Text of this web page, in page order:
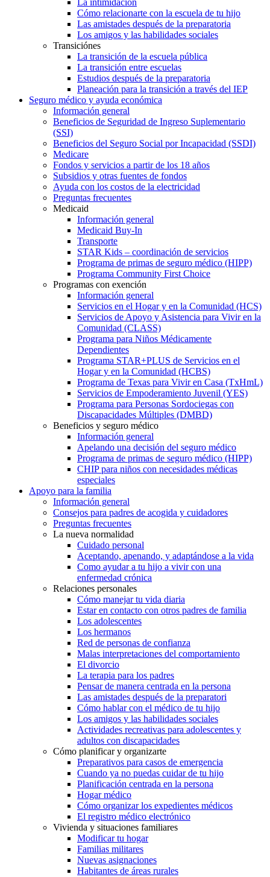
Cómo relacionarte con la escuela de tu hijo
Las amistades después de la preparatoria
Los amigos y las habilidades sociales
Transiciónes
La transición de la escuela pública
La transición entre escuelas
Estudios después de la preparatoria
Planeación para la transición a través del IEP
Seguro médico y ayuda económica
Información general
Beneficios de Seguridad de Ingreso Suplementario
(SSI)
Beneficios del Seguro Social por Incapacidad (SSDI)
Medicare
Fondos y servicios a partir de los 18 años
Subsidios y otras fuentes de fondos
Ayuda con los costos de la electricidad
Preguntas frecuentes
Medicaid
Información general
Medicaid Buy-In
Transporte
STAR Kids – coordinación de servicios
Programa de primas de seguro médico (HIPP)
Programa Community First Choice
Programas con exención
Información general
Servicios en el Hogar y en la Comunidad (HCS)
Servicios de Apoyo y Asistencia para Vivir en la
Comunidad (CLASS)
Programa para Niños Médicamente
Dependientes
Programa STAR+PLUS de Servicios en el
Hogar y en la Comunidad (HCBS)
Programa de Texas para Vivir en Casa (TxHmL)
Servicios de Empoderamiento Juvenil (YES)
Programa para Personas Sordociegas con
Discapacidades Múltiples (DMBD)
Beneficios y seguro médico
Información general
Apelando una decisión del seguro médico
Programa de primas de seguro médico (HIPP)
CHIP para niños con necesidades médicas
especiales
Apoyo para la familia
Información general
Consejos para padres de acogida y cuidadores
Preguntas frecuentes
La nueva normalidad
Cuidado personal
Aceptando, apenando, y adaptándose a la vida
Como ayudar a tu hijo a vivir con una
enfermedad crónica
Relaciones personales
Cómo manejar tu vida diaria
Estar en contacto con otros padres de familia
Los adolescentes
Los hermanos
Red de personas de confianza
Malas interpretaciones del comportamiento
El divorcio
La terapia para los padres
Pensar de manera centrada en la persona
Las amistades después de la preparatori
Cómo hablar con el médico de tu hijo
Los amigos y las habilidades sociales
Actividades recreativas para adolescentes y
adultos con discapacidades
Cómo planificar y organizarte
Preparativos para casos de emergencia
Cuando ya no puedas cuidar de tu hijo
Planificación centrada en la persona
Hogar médico
Cómo organizar los expedientes médicos
El registro médico electrónico
Vivienda y situaciones familiares
Modificar tu hogar
Familias militares
Nuevas asignaciones
Habitantes de áreas rurales